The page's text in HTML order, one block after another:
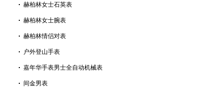
赫柏林女士石英表
赫柏林女士腕表
赫柏林情侣对表
户外登山手表
嘉年华手表男士全自动机械表
间金男表